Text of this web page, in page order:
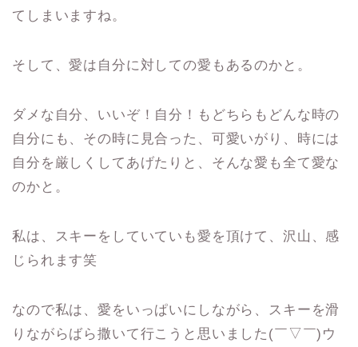
てしまいますね。
そして、愛は自分に対しての愛もあるのかと。
ダメな自分、いいぞ！自分！もどちらもどんな時の
自分にも、その時に見合った、可愛いがり、時には
自分を厳しくしてあげたりと、そんな愛も全て愛な
のかと。
私は、スキーをしていていも愛を頂けて、沢山、感
じられます笑
なので私は、愛をいっぱいにしながら、スキーを滑
りながらばら撒いて行こうと思いました(￣▽￣)ウ